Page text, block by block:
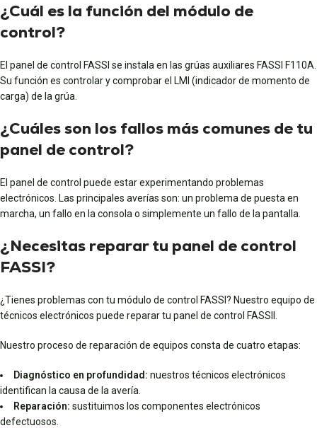
¿Cuál es la función del módulo de
control?
El panel de control FASSI se instala en las grúas auxiliares FASSI F110A.
Su función es controlar y comprobar el LMI (indicador de momento de
carga) de la grúa.
¿Cuáles son los fallos más comunes de tu
panel de control?
El panel de control puede estar experimentando problemas
electrónicos. Las principales averías son: un problema de puesta en
marcha, un fallo en la consola o simplemente un fallo de la pantalla.
¿Necesitas reparar tu panel de control
FASSI?
¿Tienes problemas con tu módulo de control FASSI? Nuestro equipo de
técnicos electrónicos puede reparar tu panel de control FASSII.
Nuestro proceso de reparación de equipos consta de cuatro etapas:
Diagnóstico en profundidad: nuestros técnicos electrónicos
identifican la causa de la avería.
Reparación: sustituimos los componentes electrónicos
defectuosos.